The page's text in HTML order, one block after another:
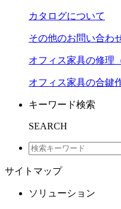
カタログについて
その他のお問い合わ
オフィス家具の修理
オフィス家具の合鍵
キーワード検索
SEARCH
サイトマップ
ソリューション